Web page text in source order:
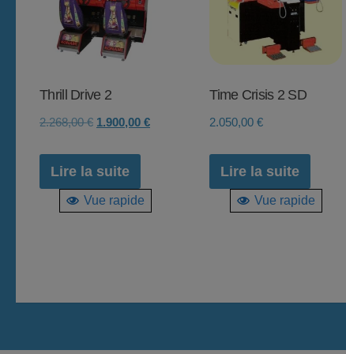
Thrill Drive 2
2.268,00€ Le
initial
était :
2.268,00 €.
1.900,00 €Le
est :
1.900,00 €.
Lire la suite
Vue rapide
Time Crisis 2 SD
2.050,00€
Lire la suite
Vue rapide